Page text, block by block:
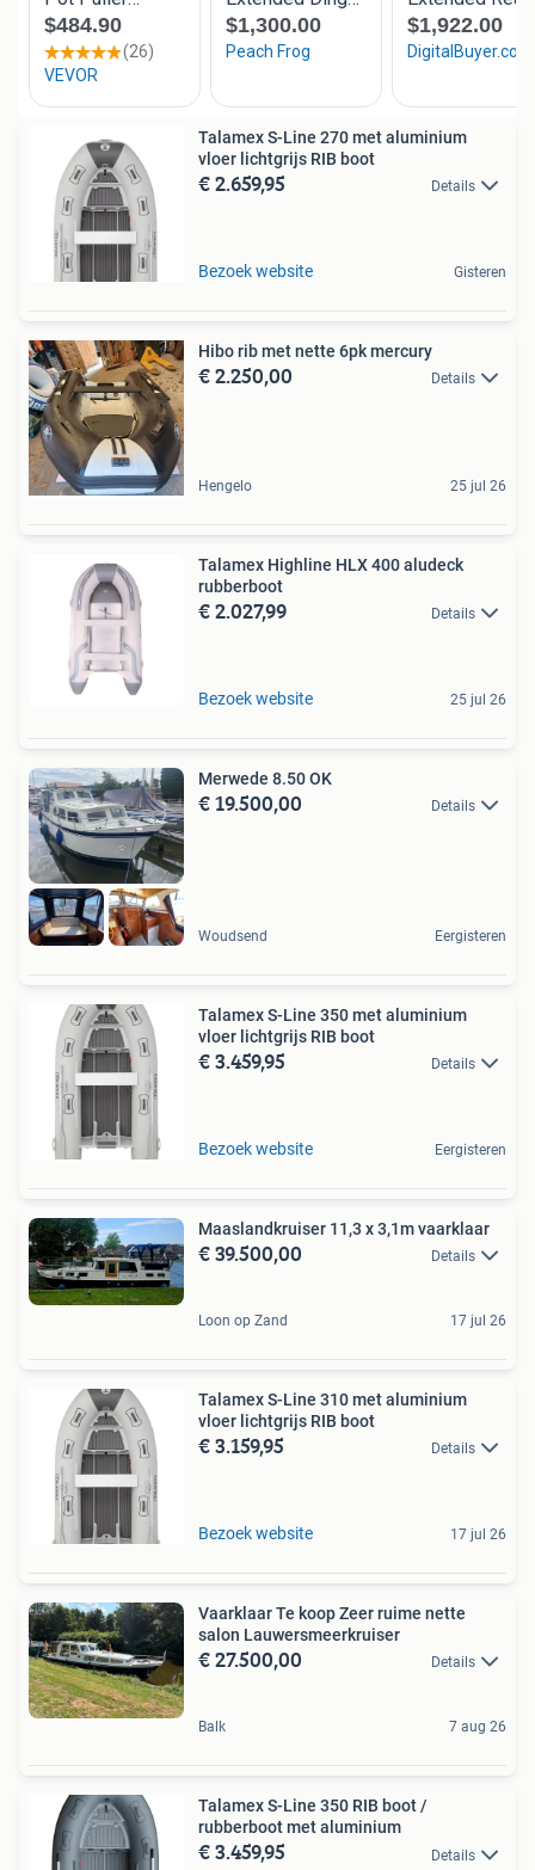
Talamex S-Line 270 met aluminium
vloer lichtgrijs RIB boot
€ 2.659,95 Details
Bezoek website Gisteren
Hibo rib met nette 6pk mercury
€ 2.250,00 Details
Hengelo 25 jul 26
Talamex Highline HLX 400 aludeck
rubberboot
€ 2.027,99 Details
Bezoek website 25 jul 26
Merwede 8.50 OK
€ 19.500,00 Details
Woudsend Eergisteren
Talamex S-Line 350 met aluminium
vloer lichtgrijs RIB boot
€ 3.459,95 Details
Bezoek website Eergisteren
Maaslandkruiser 11,3 x 3,1m vaarklaar
€ 39.500,00 Details
Loon op Zand 17 jul 26
Talamex S-Line 310 met aluminium
vloer lichtgrijs RIB boot
€ 3.159,95 Details
Bezoek website 17 jul 26
Vaarklaar Te koop Zeer ruime nette
salon Lauwersmeerkruiser
€ 27.500,00 Details
Balk 7 aug 26
Talamex S-Line 350 RIB boot /
rubberboot met aluminium
€ 3.459,95 Details